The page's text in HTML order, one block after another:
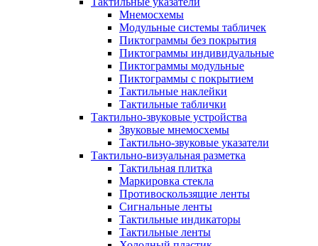
Мнемосхемы
Модульные системы табличек
Пиктограммы без покрытия
Пиктограммы индивидуальные
Пиктограммы модульные
Пиктограммы с покрытием
Тактильные наклейки
Тактильные таблички
Тактильно-звуковые устройства
Звуковые мнемосхемы
Тактильно-звуковые указатели
Тактильно-визуальная разметка
Тактильная плитка
Маркировка стекла
Противоскользящие ленты
Сигнальные ленты
Тактильные индикаторы
Тактильные ленты